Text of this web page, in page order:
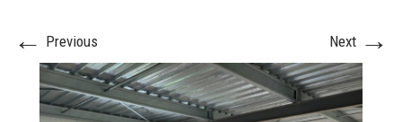
← Previous Next →